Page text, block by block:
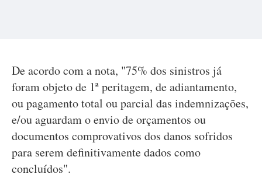
De acordo com a nota, "75% dos sinistros já
foram objeto de 1ª peritagem, de adiantamento,
ou pagamento total ou parcial das indemnizações,
e/ou aguardam o envio de orçamentos ou
documentos comprovativos dos danos sofridos
para serem definitivamente dados como
concluídos".